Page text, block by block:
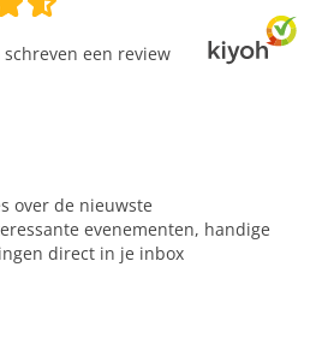
schreven een review
over de nieuwste
evenementen, handige
direct in je inbox